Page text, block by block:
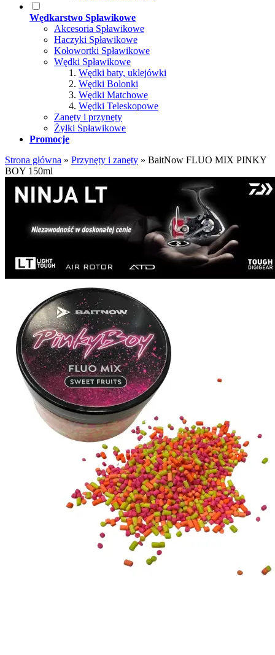
Wędkarstwo Spławikowe
Akcesoria Spławikowe
Haczyki Spławikowe
Kołowortki Spławikowe
Wędki Spławikowe
Wędki baty, uklejówki
Wędki Bolonki
Wędki Matchowe
Wędki Teleskopowe
Zanęty i przynęty
Żyłki Spławikowe
Promocje
Strona główna » Przynęty i zanęty » BaitNow FLUO MIX PINKY
BOY 150ml